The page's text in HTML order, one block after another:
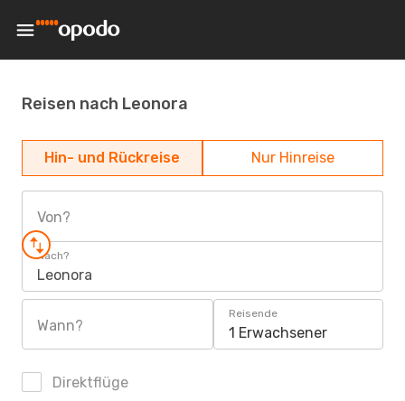
Reisen nach Leonora
Hin- und Rückreise Nur Hinreise
Von?
Nach?
Leonora
Wann?
Reisende
1 Erwachsener
Direktflüge